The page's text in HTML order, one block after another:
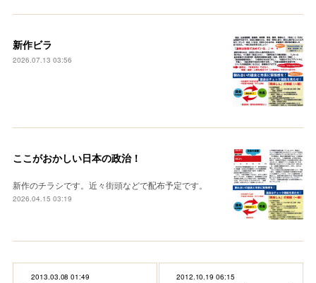
新作ビラ
2026.07.13 03:56
ここがおかしい日本の政治！
新作のチラシです。近々街頭などで配布予定です。
2026.04.15 03:19
2013.03.08 01:49 2012.10.19 06:15